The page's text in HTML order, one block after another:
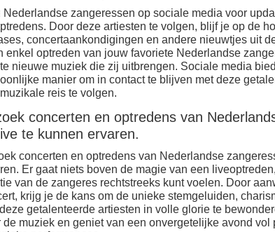
Nederlandse zangeressen op sociale media voor
Door deze artiesten te volgen, blijf je op de
concertaankondigingen en andere nieuwtjes uit
enkel optreden van jouw favoriete Nederlandse
nieuwe muziek die zij uitbrengen. Sociale media
manier om in contact te blijven met deze
reis te volgen.
concerten en optredens van
te kunnen ervaren.
concerten en optredens van Nederlandse
Er gaat niets boven de magie van een
van de zangeres rechtstreeks kunt voelen. Door
krijg je de kans om de unieke stemgeluiden,
getalenteerde artiesten in volle glorie te
de muziek en geniet van een onvergetelijke avond vol